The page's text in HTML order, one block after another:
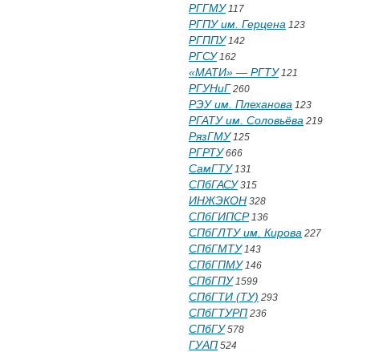
РГГМУ117
РГПУ им. Герцена 123
РГППУ142
РГСУ162
«МАТИ» — РГТУ121
РГУНиГ 260
РЭУ им. Плеханова 123
РГАТУ им. Соловьёва 219
РязГМУ125
РГРТУ666
СамГТУ131
СПбГАСУ315
ИНЖЭКОН 328
СПбГИПСР136
СПбГЛТУ им. Кирова 227
СПбГМТУ143
СПбГПМУ146
СПбГПУ1599
СПбГТИ (ТУ) 293
СПбГТУРП 236
СПбГУ578
ГУАП 524